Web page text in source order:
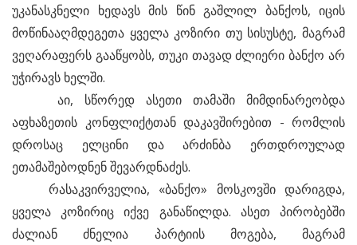
უკანასკნელი ხედავს მის წინ გაშლილ ბანქოს, იცის
მოწინააღმდეგეთა ყველა კოზირი თუ სისუსტე, მაგრამ
ვეღარაფერს გააწყობს, თუკი თავად ძლიერი ბანქო არ
უჭირავს ხელში.
აი, სწორედ ასეთი თამაში მიმდინარეობდა
აფხაზეთის კონფლიქტთან დაკავშირებით - რომლის
დროსაც ელცინი და არძინბა ერთდროულად
ეთამაშებოდნენ შევარდნაძეს.
რასაკვირველია, «ბანქო» მოსკოვში დარიგდა,
ყველა კოზირიც იქვე განაწილდა. ასეთ პირობებში
ძალიან ძნელია პარტიის მოგება, მაგრამ